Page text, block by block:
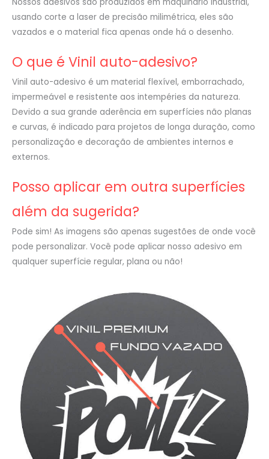
usando corte a laser de precisão milimétrica, eles são
vazados e o material fica apenas onde há o desenho.
O que é Vinil auto-adesivo?
Vinil auto-adesivo é um material flexível, emborrachado,
impermeável e resistente aos intempéries da natureza.
Devido a sua grande aderência em superfícies não planas
e curvas, é indicado para projetos de longa duração, como
personalização e decoração de ambientes internos e
externos.
Posso aplicar em outra superfícies
além da sugerida?
Pode sim! As imagens são apenas sugestões de onde você
pode personalizar. Você pode aplicar nosso adesivo em
qualquer superfície regular, plana ou não!